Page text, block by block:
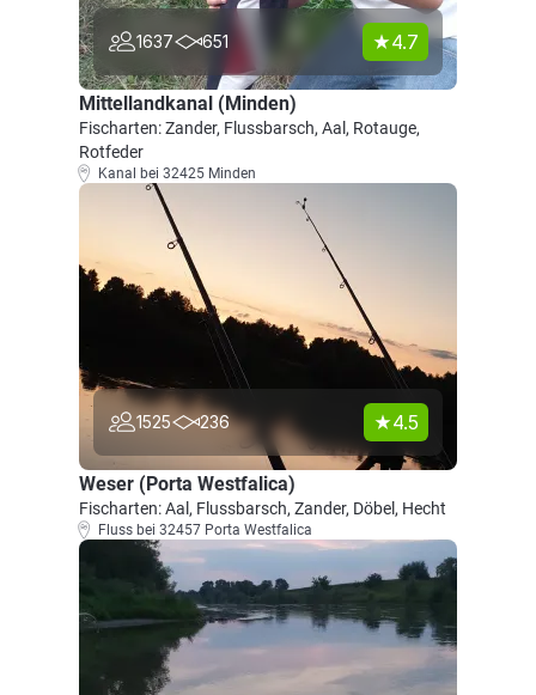
1637 651 4.7
Mittellandkanal (Minden)
Fischarten: Zander, Flussbarsch, Aal, Rotauge,
Rotfeder
Kanal bei 32425 Minden
1525 236 4.5
Weser (Porta Westfalica)
Fischarten: Aal, Flussbarsch, Zander, Döbel, Hecht
Fluss bei 32457 Porta Westfalica